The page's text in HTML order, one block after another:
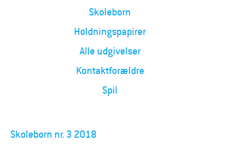
Skolebørn
Holdningspapirer
Alle udgivelser
Kontaktforældre
Spil
Skolebørn nr. 3 2018